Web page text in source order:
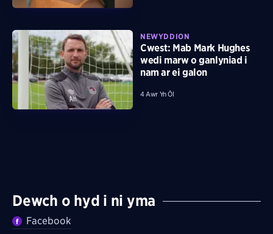
NEWYDDION
Cwest: Mab Mark Hughes
wedi marw o ganlyniad i
nam ar ei galon
4 Awr Yn Ôl
Dewch o hyd i ni yma
Facebook